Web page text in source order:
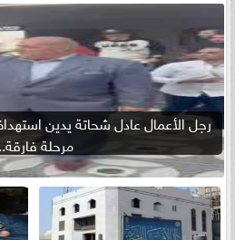
رجل الأعمال عادل شحاتة يدين
مرحلة